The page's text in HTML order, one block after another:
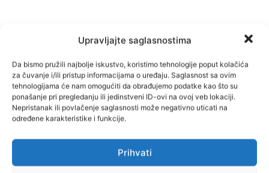
Upravljajte saglasnostima
Da bismo pružili najbolje iskustvo, koristimo tehnologije poput kolačića
za čuvanje i/ili pristup informacijama o uređaju. Saglasnost sa ovim
tehnologijama će nam omogućiti da obrađujemo podatke kao što su
ponašanje pri pregledanju ili jedinstveni ID-ovi na ovoj veb lokaciji.
Nepristanak ili povlačenje saglasnosti može negativno uticati na
određene karakteristike i funkcije.
Prihvati
Facebook Pinterest
Najnovije vijesti